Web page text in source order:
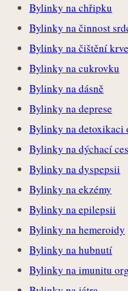
Bylinky na chřipku
Bylinky na činnost
Bylinky na čištění krve
Bylinky na cukrovku
Bylinky na dásně
Bylinky na deprese
Bylinky na detoxikaci
Bylinky na dýchací
Bylinky na dyspepsii
Bylinky na ekzémy
Bylinky na epilepsii
Bylinky na hemeroidy
Bylinky na hubnutí
Bylinky na imunitu